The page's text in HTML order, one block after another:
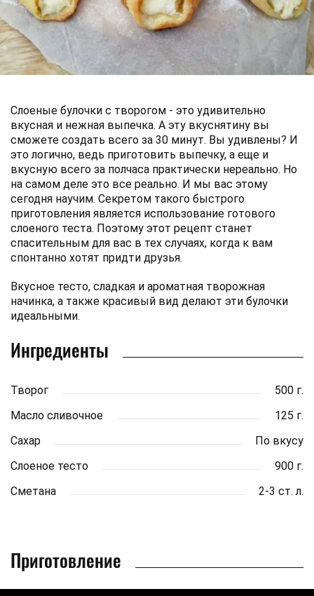
Слоеные булочки с творогом - это удивительно
вкусная и нежная выпечка. А эту вкуснятину вы
сможете создать всего за 30 минут. Вы удивлены? И
это логично, ведь приготовить выпечку, а еще и
вкусную всего за полчаса практически нереально. Но
на самом деле это все реально. И мы вас этому
сегодня научим. Секретом такого быстрого
приготовления является использование готового
слоеного теста. Поэтому этот рецепт станет
спасительным для вас в тех случаях, когда к вам
спонтанно хотят придти друзья.
Вкусное тесто, сладкая и ароматная творожная
начинка, а также красивый вид делают эти булочки
идеальными.
Ингредиенты
Творог
500 г.
Масло сливочное
125 г.
Сахар
По вкусу
Слоеное тесто
900 г.
Сметана
2-3 ст. л.
Приготовление